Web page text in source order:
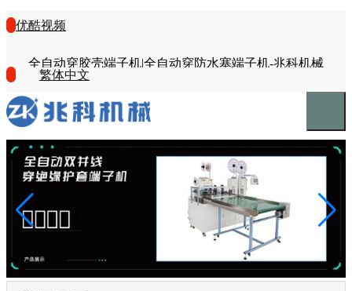
优酷视频
全自动穿胶壳端子机|全自动穿防水塞端子机-兆科机械
繁体中文